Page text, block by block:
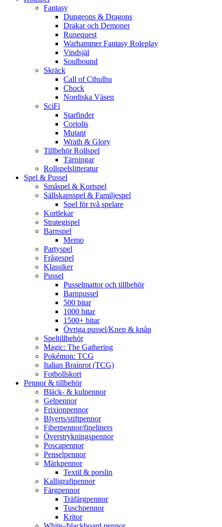
Fantasy
Dungeons & Dragons
Drakar och Demoner
Runequest
Warhammer Fantasy Roleplay
Vindsjäl
Soulbound
Skräck
Call of Cthulhu
Chock
Nordiska Väsen
SciFi
Starfinder
Coriolis
Mutant
Wrath & Glory
Tillbehör Rollspel
Tärningar
Rollspelslitteratur
Spel & Pussel
Småspel & Kortspel
Sällskapsspel & Familjespel
Spel för två spelare
Kortlekar
Strategispel
Barnspel
Memo
Partyspel
Frågespel
Klassiker
Pussel
Pusselmattor och tillbehör
Barnpussel
500 bitar
1000 bitar
1500+ bitar
Övriga pussel/Knep & knåp
Speltillbehör
Magic: The Gathering
Pokémon: TCG
Italian Brainrot (TCG)
Fotbollskort
Pennor & tillbehör
Bläck- & kulpennor
Gelpennor
Frixionpennor
Blyerts/stiftpennor
Fiberpennor/fineliners
Överstrykningspennor
Poscapennor
Penselpennor
Märkpennor
Textil & porslin
Kalligrafipennor
Färgpennor
Träfärgpennor
Tuschpennor
Kritor